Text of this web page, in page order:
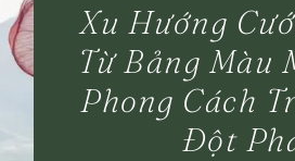
Xu Hướng
Từ Bảng Màu
Phong Cách
Đột